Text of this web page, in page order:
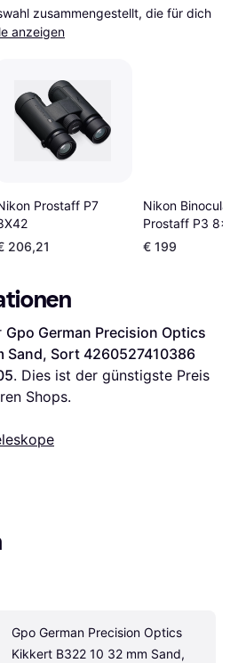
zusammengestellt, die für dich
anzeigen
Prostaff P7
206,21
Nikon
Prostaff P3
€ 199
Gpo German Precision Optics
Sand, Sort 4260527410386
. Dies ist der günstigste Preis
Shops.
Gpo German Precision Optics
Kikkert B322 10 32 mm Sand,